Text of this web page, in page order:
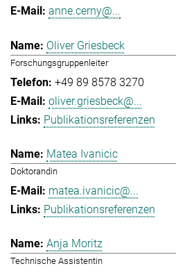
anne.cerny@...
Oliver Griesbeck
Forschungsgruppenleiter
+49 89 8578 3270
oliver.griesbeck@...
Publikationsreferenzen
Matea Ivanicic
Doktorandin
matea.ivanicic@...
Publikationsreferenzen
Anja Moritz
Technische Assistentin